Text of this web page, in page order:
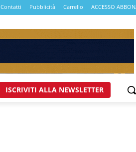
Contatti Pubblicità Carrello ACCESSO
ISCRIVITI ALLA NEWSLETTER